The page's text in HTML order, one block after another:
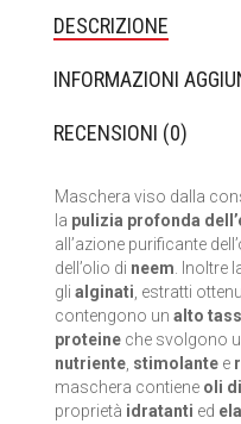
HEART AND HOME
INVISIBOBBLE
LA SAPONARIA
LE ERBE DI JANAS
DESCRIZIONE
INFORMAZIONI
RECENSIONI (0)
Maschera viso dalla
la pulizia profonda
all’azione purificante
dell’olio di neem .
gli alginati , estratti
contengono un alto
proteine che svolgono
nutriente stimolante e
maschera contiene oli
proprietà idratanti ed